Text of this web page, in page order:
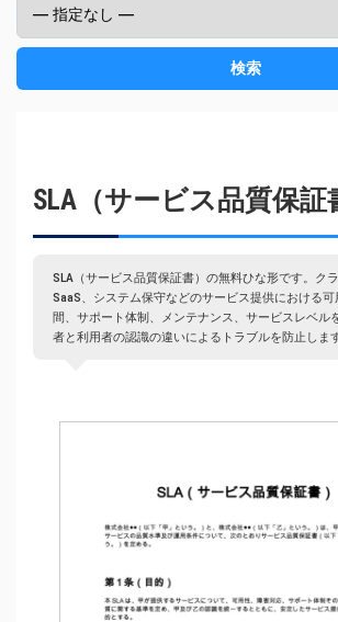
検索
SLA（サービス品質保証
SLA（サービス品質保証書）の無料ひな形です。ク
SaaS、システム保守などのサービス提供における
間、サポート体制、メンテナンス、サービスレベル
者と利用者の認識の違いによるトラブルを防止します